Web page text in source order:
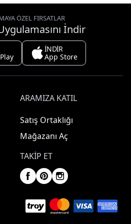
ÖZEL FIRSATLAR
İndir
İNDİR
App Store
ARAMIZA KATIL
Satış Ortaklığı
Mağazanı Aç
TAKIP ET